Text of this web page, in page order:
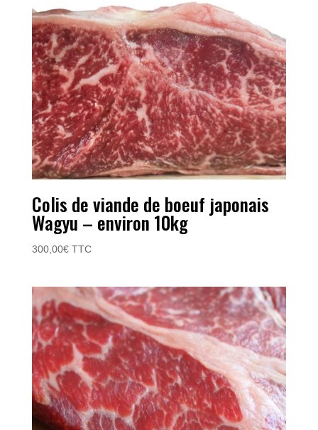
Colis de viande de boeuf japonais
Wagyu – environ 10kg
300,00€ TTC